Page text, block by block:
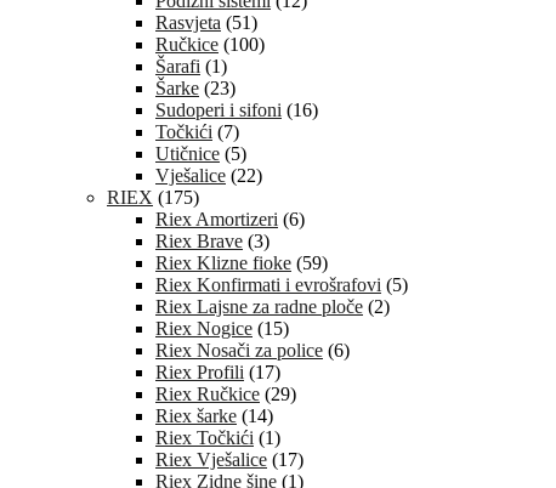
Rasvjeta (51)
Ručkice (100)
Šarafi (1)
Šarke (23)
Sudoperi i sifoni (16)
Točkići (7)
Utičnice (5)
Vješalice (22)
RIEX (175)
Riex Amortizeri (6)
Riex Brave (3)
Riex Klizne fioke (59)
Riex Konfirmati i evrošrafovi (5)
Riex Lajsne za radne ploče (2)
Riex Nogice (15)
Riex Nosači za police (6)
Riex Profili (17)
Riex Ručkice (29)
Riex šarke (14)
Riex Točkići (1)
Riex Vješalice (17)
Riex Zidne šine (1)